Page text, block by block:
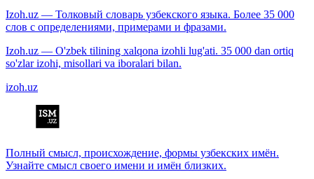
Izoh.uz — Толковый словарь узбекского языка. Более 35 000
слов с определениями, примерами и фразами.
Izoh.uz — O'zbek tilining xalqona izohli lug'ati. 35 000 dan ortiq
so'zlar izohi, misollari va iboralari bilan.
izoh.uz
Полный смысл, происхождение, формы узбекских имён.
Узнайте смысл своего имени и имён близких.